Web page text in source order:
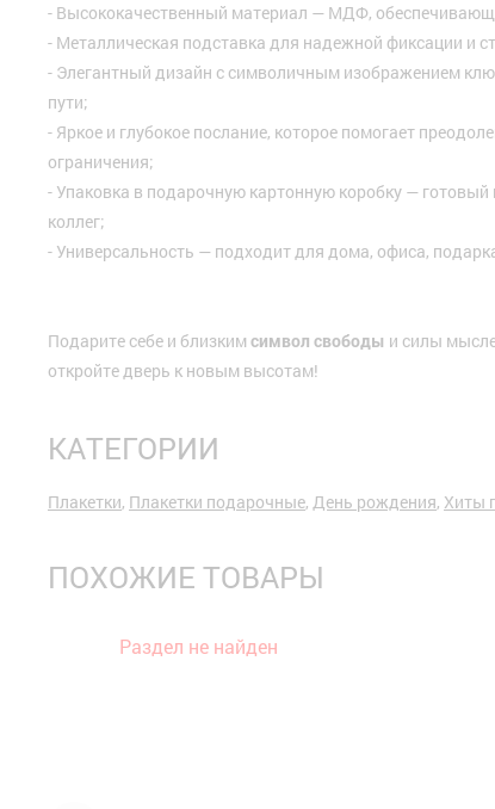
- Высококачественный материал — МДФ,
- Металлическая подставка для надежной фиксации и
- Элегантный дизайн с символичным изображением
пути;
- Яркое и глубокое послание, которое помогает
ограничения;
- Упаковка в подарочную картонную коробку — готовый
коллег;
- Универсальность — подходит для дома, офиса,
Подарите себе и близким символ свободы и силы
откройте дверь к новым высотам!
КАТЕГОРИИ
Плакетки, Плакетки подарочные, День рождения, Хиты
ПОХОЖИЕ ТОВАРЫ
Раздел не найден